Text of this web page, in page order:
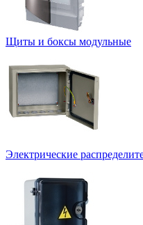
Щиты и боксы модульные
Электрические